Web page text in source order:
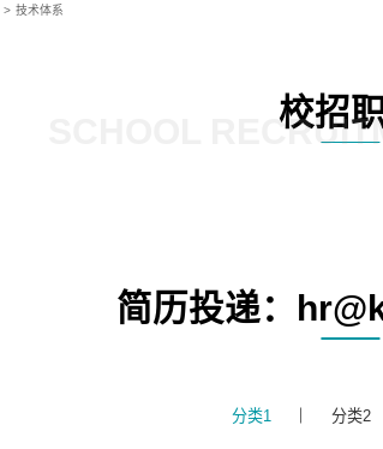
> 技术体系
校招
SCHOOL
简历投递：
分类1 分类2